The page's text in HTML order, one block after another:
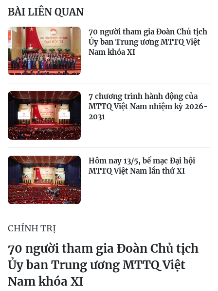
BÀI LIÊN QUAN
70 người tham gia Đoàn Chủ tịch
Ủy ban Trung ương MTTQ Việt
Nam khóa XI
7 chương trình hành động của
MTTQ Việt Nam nhiệm kỳ 2026-
2031
Hôm nay 13/5, bế mạc Đại hội
MTTQ Việt Nam lần thứ XI
CHÍNH TRỊ
70 người tham gia Đoàn Chủ tịch
Ủy ban Trung ương MTTQ Việt
Nam khóa XI